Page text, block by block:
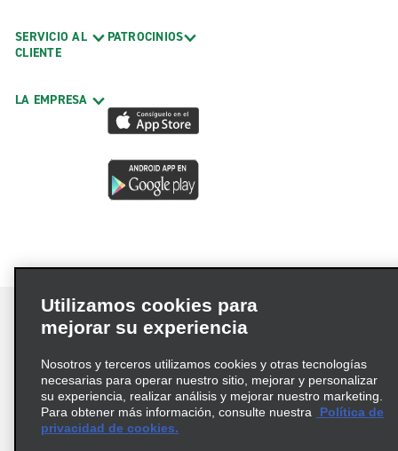
SERVICIO AL
CLIENTE
LA EMPRESA
PATROCINIOS
Términos de uso
Política de privacidad
Política de cookies
Información de Salud del Consumidor
Utilizamos cookies para
mejorar su experiencia
Nosotros y terceros utilizamos cookies y otras tecnologías
necesarias para operar nuestro sitio, mejorar y personalizar
su experiencia, realizar análisis y mejorar nuestro marketing.
Para obtener más información, consulte nuestra
Política de
privacidad de cookies.